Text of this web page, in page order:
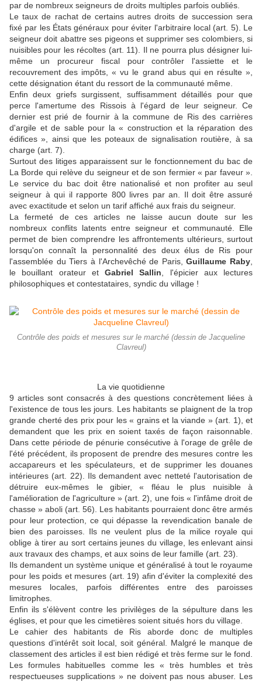
par de nombreux seigneurs de droits multiples parfois oubliés.
Le taux de rachat de certains autres droits de succession sera
fixé par les États généraux pour éviter l'arbitraire local (art. 5). Le
seigneur doit abattre ses pigeons et supprimer ses colombiers, si
nuisibles pour les récoltes (art. 11). Il ne pourra plus désigner lui-
même un procureur fiscal pour contrôler l'assiette et le
recouvrement des impôts, « vu le grand abus qui en résulte »,
cette désignation étant du ressort de la communauté même.
Enfin deux griefs surgissent, suffisamment détaillés pour que
perce l'amertume des Rissois à l'égard de leur seigneur. Ce
dernier est prié de fournir à la commune de Ris des carrières
d'argile et de sable pour la « construction et la réparation des
édifices », ainsi que les poteaux de signalisation routière, à sa
charge (art. 7).
Surtout des litiges apparaissent sur le fonctionnement du bac de
La Borde qui relève du seigneur et de son fermier « par faveur ».
Le service du bac doit être nationalisé et non profiter au seul
seigneur à qui il rapporte 800 livres par an. Il doit être assuré
avec exactitude et selon un tarif affiché aux frais du seigneur.
La fermeté de ces articles ne laisse aucun doute sur les
nombreux conflits latents entre seigneur et communauté. Elle
permet de bien comprendre les affrontements ultérieurs, surtout
lorsqu'on connaît la personnalité des deux élus de Ris pour
l'assemblée du Tiers à l'Archevêché de Paris,Guillaume Raby
le bouillant orateur et Gabriel Sallin , l'épicier aux lectures
philosophiques et contestataires, syndic du village !
Contrôle des poids et mesures sur le marché (dessin de Jacqueline
Clavreul)
La vie quotidienne
9 articles sont consacrés à des questions concrètement liées à
l'existence de tous les jours. Les habitants se plaignent de la trop
grande cherté des prix pour les « grains et la viande » (art. 1), et
demandent que les prix en soient taxés de façon raisonnable.
Dans cette période de pénurie consécutive à l'orage de grêle de
l'été précédent, ils proposent de prendre des mesures contre les
accapareurs et les spéculateurs, et de supprimer les douanes
intérieures (art. 22). Ils demandent avec netteté l'autorisation de
détruire eux-mêmes le gibier, « fléau le plus nuisible à
l'amélioration de l'agriculture » (art. 2), une fois « l'infâme droit de
chasse » aboli (art. 56). Les habitants pourraient donc être armés
pour leur protection, ce qui dépasse la revendication banale de
bien des paroisses. Ils ne veulent plus de la milice royale qui
oblige à tirer au sort certains jeunes du village, les enlevant ainsi
aux travaux des champs, et aux soins de leur famille (art. 23).
Ils demandent un système unique et généralisé à tout le royaume
pour les poids et mesures (art. 19) afin d'éviter la complexité des
mesures locales, parfois différentes entre des paroisses
limitrophes.
Enfin ils s'élèvent contre les privilèges de la sépulture dans les
églises, et pour que les cimetières soient situés hors du village.
Le cahier des habitants de Ris aborde donc de multiples
questions d'intérêt soit local, soit général. Malgré le manque de
classement des articles il est bien rédigé et très ferme sur le fond.
Les formules habituelles comme les « très humbles et très
respectueuses supplications » ne doivent pas nous abuser. Les